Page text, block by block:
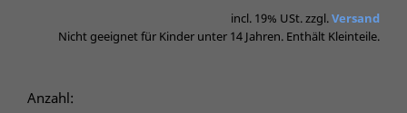
incl. 19% USt. zzgl.Versand
Nicht geeignet für Kinder unter 14 Jahren. Enthält Kleinteile.
Anzahl: